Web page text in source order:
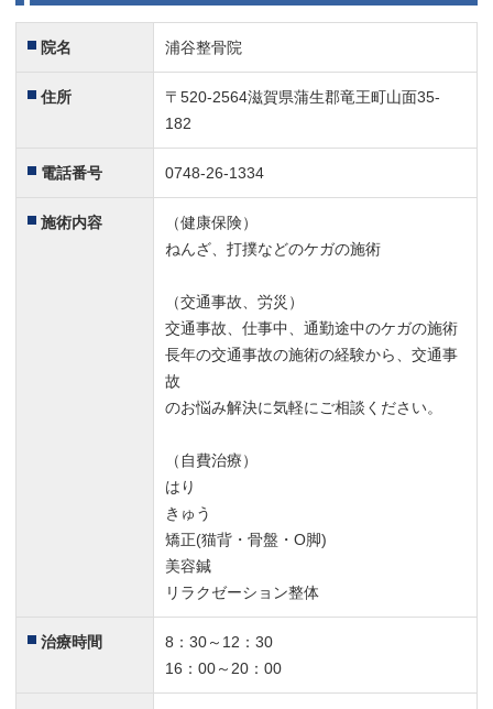
も遅くなってしまい『申し訳ないな～』と思いつつも、ス
に甘えてしまいます。これからも宜しくお願いします。
大分痛みが良くなりました！
親切・丁寧・安心です！
最初は不安でしたが、治療内容や今後の治療方針をしっか
整骨院の雰囲気も明るく、スタッフの皆さんも親切丁寧な
対応をしてくれるので安心して通う事ができました。
おかげさまで今では後遺症もなく、不安のない生活を送る
ことができています。
腰の痛みが取れました。
バイク事故で通わせてもらっています。
事故後、腰がずっと痛かったのですが、浦谷整骨院で治療
を受けてすぐに起き上がれました！
起き上がるのが本当に辛かったのですごく感動しました。
事故痛みで悩んでる方は是非一度受けてみて下さい。
遅い時間でも診てくれます！
交通事故にあって
体が痛くて困っていました。
院名 浦谷整骨院
住所
〒520-2564滋賀県蒲生郡竜王町山面35-
182
電話番号 0748-26-1334
施術内容
（健康保険）
ねんざ、打撲などのケガの施術
（交通事故、労災）
交通事故、仕事中、通勤途中のケガの施術
長年の交通事故の施術の経験から、交通事
故
のお悩み解決に気軽にご相談ください。
（自費治療）
はり
きゅう
矯正(猫背・骨盤・O脚)
美容鍼
リラクゼーション整体
治療時間
8：30～12：30
16：00～20：00